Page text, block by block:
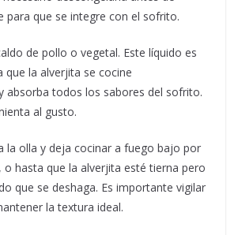
para que se integre con el sofrito.
de pollo o vegetal. Este líquido es
que la alverjita se cocine
absorba todos los sabores del sofrito.
al gusto.
la olla y deja cocinar a fuego bajo por
hasta que la alverjita esté tierna pero
que se deshaga. Es importante vigilar
la textura ideal.